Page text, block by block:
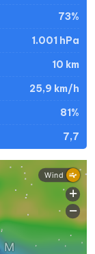
73%
1.001 hPa
10 km
25,9 km/h
81%
7,7